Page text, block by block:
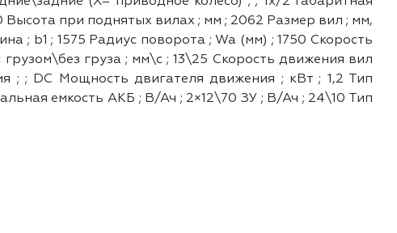
Высота при поднятых вилах ; мм ; 2062 Размер вил ; мм,
b1 ; 1575 Радиус поворота ; Wa (мм) ; 1750 Скорость
груза ; мм\с ; 13\25 Скорость движения вил
; ; DC Мощность двигателя движения ; кВт ; 1,2 Тип
емкость АКБ ; В/Ач ; 2×12\70 ЗУ ; В/Ач ; 24\10 Тип